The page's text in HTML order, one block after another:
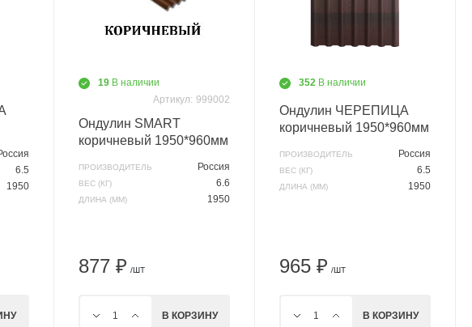
6.5
1950
19 В наличии
Артикул: 999002
Ондулин SMART
коричневый 1950*960мм
ПРОИЗВОДИТЕЛЬ Россия
ВЕС (КГ) 6.6
ДЛИНА (ММ) 1950
877 ₽ /ШТ
В КОРЗИНУ
352 В наличии
Ондулин ЧЕРЕПИЦА
коричневый 1950*960мм
ПРОИЗВОДИТЕЛЬ Россия
ВЕС (КГ) 6.5
ДЛИНА (ММ) 1950
965 ₽ /ШТ
В КОРЗИНУ